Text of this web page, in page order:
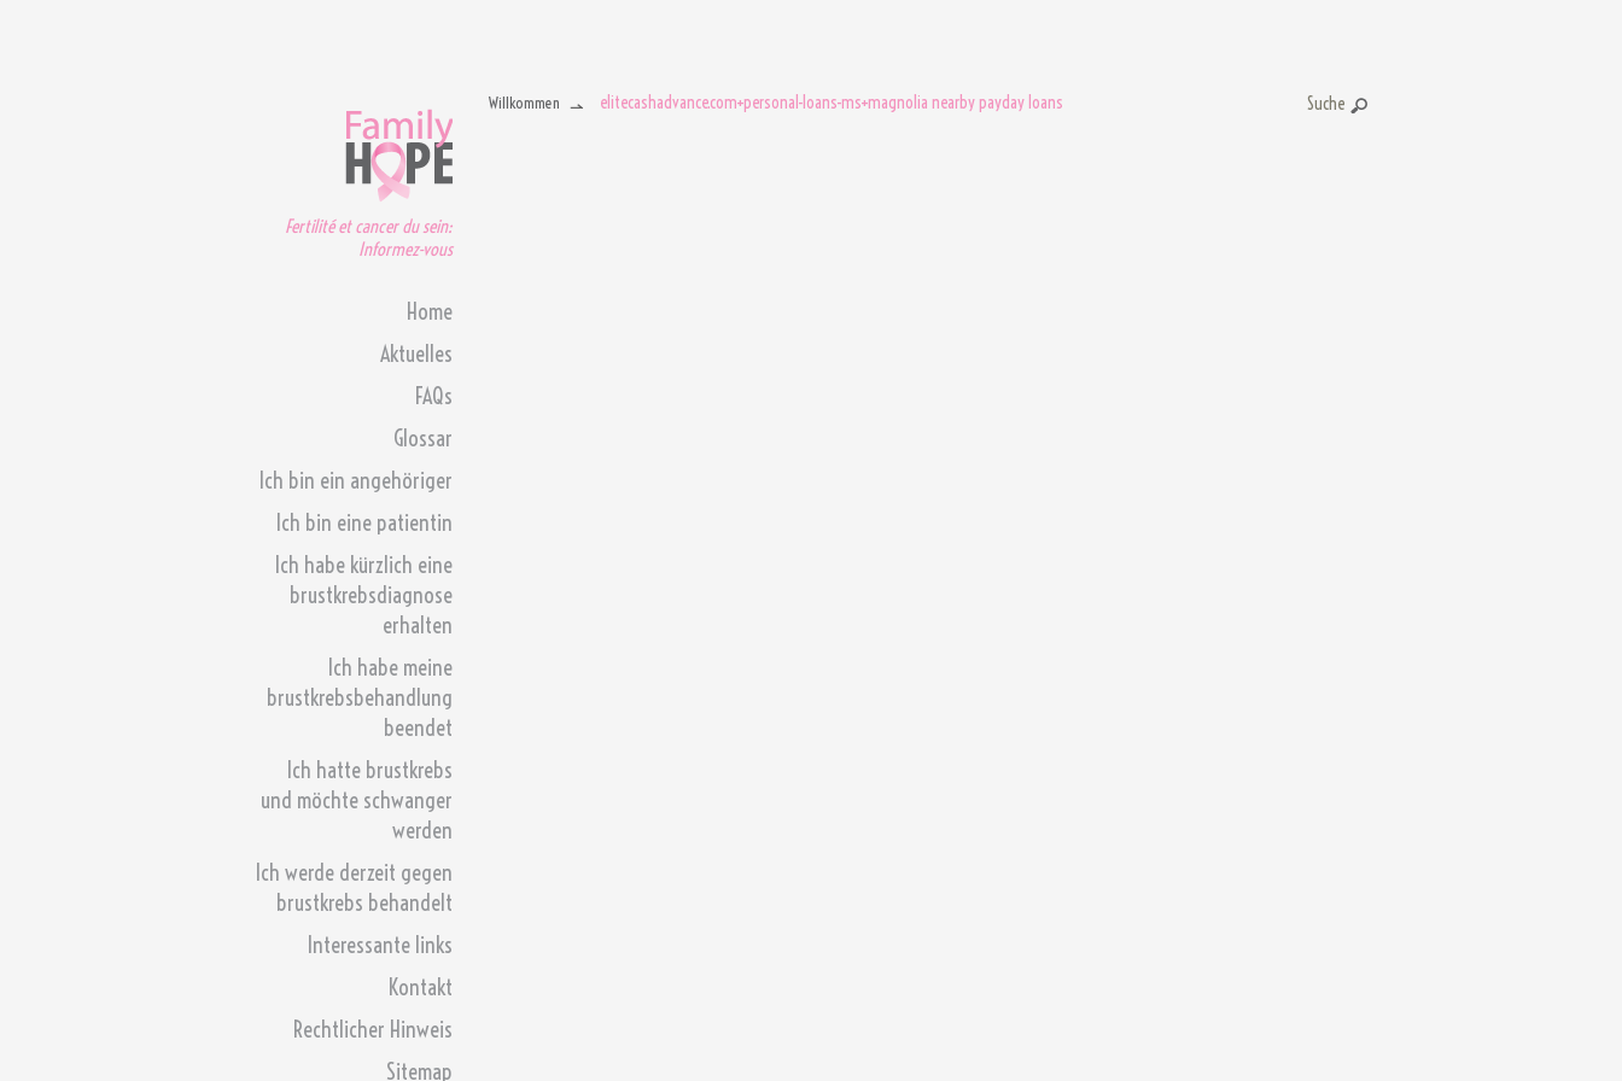
Fertilité et cancer du sein:
Informez-vous
Home
Aktuelles
FAQs
Glossar
Ich bin ein angehöriger
Ich bin eine patientin
Ich habe kürzlich eine
brustkrebsdiagnose
erhalten
Ich habe meine
brustkrebsbehandlung
beendet
Ich hatte brustkrebs
und möchte schwanger
werden
Ich werde derzeit gegen
brustkrebs behandelt
Interessante links
Kontakt
Rechtlicher Hinweis
Sitemap
Willkommen elitecashadvance.com+personal-loans-ms+magnolia nearby payday loans Suche: